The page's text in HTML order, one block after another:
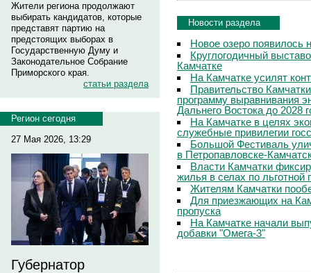
Жители региона продолжают
выбирать кандидатов, которые
представят партию на
предстоящих выборах в
Государственную Думу и
Законодательное Собрание
Приморского края.
статьи раздела
Регион сегодня
27 Мая 2026, 13:29
Губернатор
Новости раздела
Новое озеро появилось
Круглогодичный
Камчатке
На Камчатке усилят
Правительство
программу выравнивания
Дальнего Востока до 2028
На Камчатке в целях
служебные привилегии
Большой Фестиваль
в Петропавловске-
Власти Камчатки
жилья в селах по льготной
Жителям Камчатки
Для приезжающих на
пропуска
На Камчатке начали
добавки "Омега-3"